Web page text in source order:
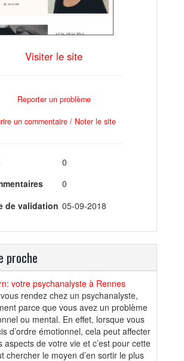
Visiter le site
Reporter un problème
un commentaire / Noter le site
0
0
de validation 05-09-2018
proche
votre psychanalyste à Rennes
rendez chez un psychanalyste,
parce que vous avez un problème
ou mental. En effet, lorsque vous
d’ordre émotionnel, cela peut affecter
aspects de votre vie et c’est pour cette
chercher le moyen d’en sortir le plus